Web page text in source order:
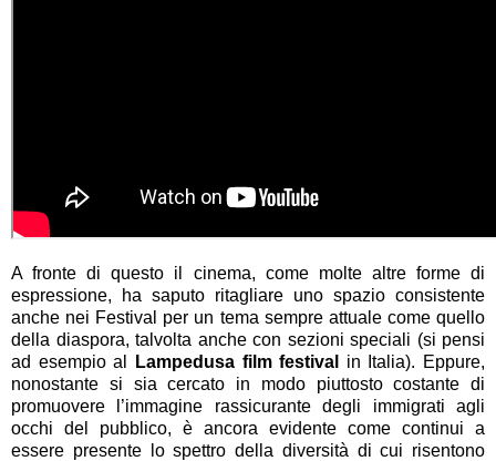
A fronte di questo il cinema, come molte altre forme di
espressione, ha saputo ritagliare uno spazio consistente
anche nei Festival per un tema sempre attuale come quello
della diaspora, talvolta anche con sezioni speciali (si pensi
ad esempio al
Lampedusa film festival
in Italia). Eppure,
nonostante si sia cercato in modo piuttosto costante di
promuovere l’immagine rassicurante degli immigrati agli
occhi del pubblico, è ancora evidente come continui a
essere presente lo spettro della diversità di cui risentono